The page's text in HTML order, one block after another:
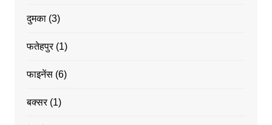
दुमका(3)
फतेहपुर(1)
फाइनेंस(6)
बक्सर(1)